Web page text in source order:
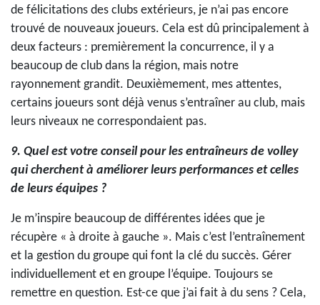
de félicitations des clubs extérieurs, je n’ai pas encore
trouvé de nouveaux joueurs. Cela est dû principalement à
deux facteurs : premièrement la concurrence, il y a
beaucoup de club dans la région, mais notre
rayonnement grandit. Deuxièmement, mes attentes,
certains joueurs sont déjà venus s’entraîner au club, mais
leurs niveaux ne correspondaient pas.
9. Quel est votre conseil pour les entraîneurs de volley
qui cherchent à améliorer leurs performances et celles
de leurs équipes ?
Je m’inspire beaucoup de différentes idées que je
récupère « à droite à gauche ». Mais c’est l’entraînement
et la gestion du groupe qui font la clé du succès. Gérer
individuellement et en groupe l’équipe. Toujours se
remettre en question. Est-ce que j’ai fait à du sens ? Cela,